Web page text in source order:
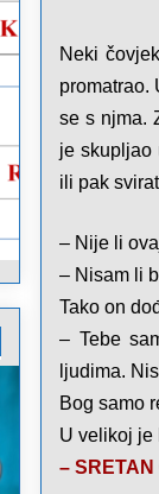
Neki
promatrao.
se s njma.
je skupljao
ili pak
– Nije li
– Nisam li
Tako on
– Tebe
ljudima.
Bog samo
U velikoj je
–SRETAN